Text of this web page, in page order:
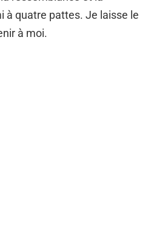
à quatre pattes. Je laisse le
à moi.